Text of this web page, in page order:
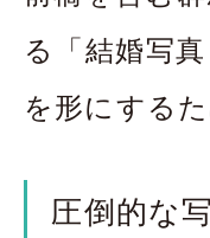
る「結婚写
を形にする
圧倒的な